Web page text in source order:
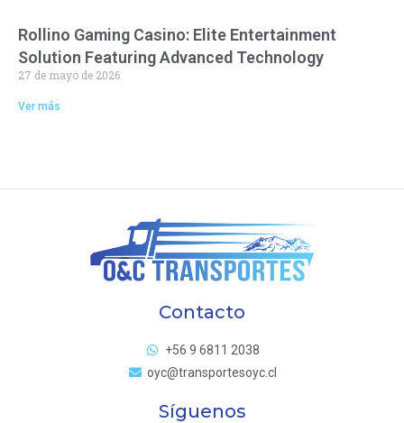
Rollino Gaming Casino: Elite Entertainment
Solution Featuring Advanced Technology
27 de mayo de 2026
Ver más
Contacto
+56 9 6811 2038
oyc@transportesoyc.cl
Síguenos